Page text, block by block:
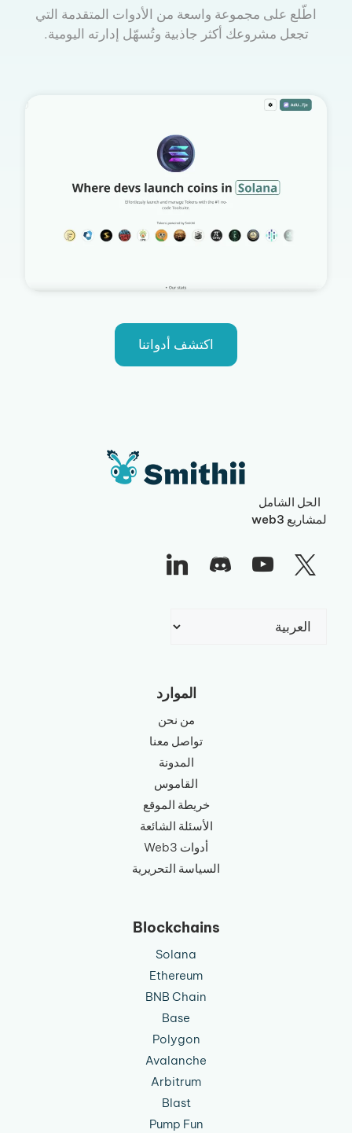
اطّلع على مجموعة واسعة من الأدوات المتقدمة التي
تجعل مشروعك أكثر جاذبية وتُسهّل إدارته اليومية.
اكتشف أدواتنا
الحل الشامل
لمشاريع web3
اختر
الموارد
من نحن
تواصل معنا
المدونة
القاموس
خريطة الموقع
الأسئلة الشائعة
أدوات Web3
السياسة التحريرية
Blockchains
Solana
Ethereum
BNB Chain
Base
Polygon
Avalanche
Arbitrum
Blast
Pump Fun